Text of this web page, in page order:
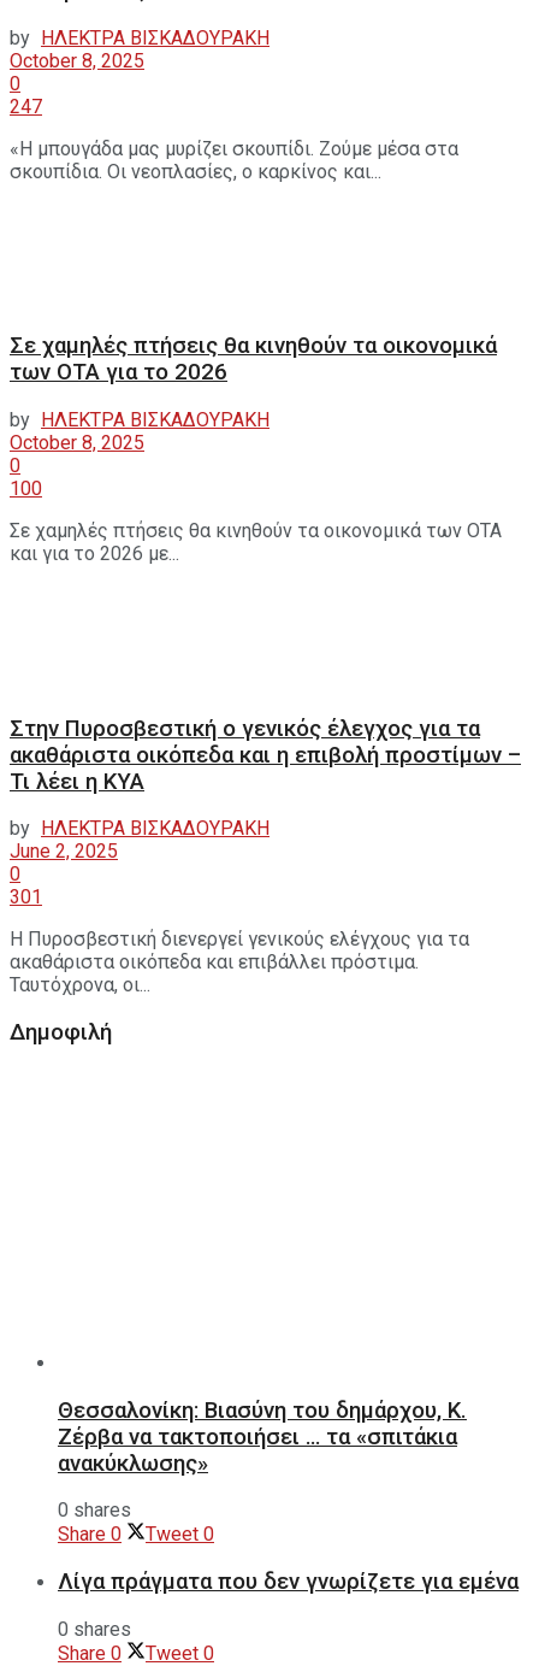
by ΗΛΕΚΤΡΑ ΒΙΣΚΑΔΟΥΡΑΚΗ
October 8, 2025
0
247
«Η μπουγάδα μας μυρίζει σκουπίδι. Ζούμε μέσα στα
σκουπίδια. Οι νεοπλασίες, ο καρκίνος και...
Σε χαμηλές πτήσεις θα κινηθούν τα οικονομικά
των ΟΤΑ για το 2026
by ΗΛΕΚΤΡΑ ΒΙΣΚΑΔΟΥΡΑΚΗ
October 8, 2025
0
100
Σε χαμηλές πτήσεις θα κινηθούν τα οικονομικά των ΟΤΑ
και για το 2026 με...
Στην Πυροσβεστική ο γενικός έλεγχος για τα
ακαθάριστα οικόπεδα και η επιβολή προστίμων –
Τι λέει η ΚΥΑ
by
ΗΛΕΚΤΡΑ ΒΙΣΚΑΔΟΥΡΑΚΗ
June 2, 2025
0
301
Η Πυροσβεστική διενεργεί γενικούς ελέγχους για τα
ακαθάριστα οικόπεδα και επιβάλλει πρόστιμα.
Ταυτόχρονα, οι...
Δημοφιλή
Θεσσαλονίκη: Βιασύνη του δημάρχου, Κ.
Ζέρβα να τακτοποιήσει … τα «σπιτάκια
ανακύκλωσης»
0 shares
Share 0 Tweet 0
Λίγα πράγματα που δεν γνωρίζετε για εμένα
0 shares
Share 0 Tweet 0